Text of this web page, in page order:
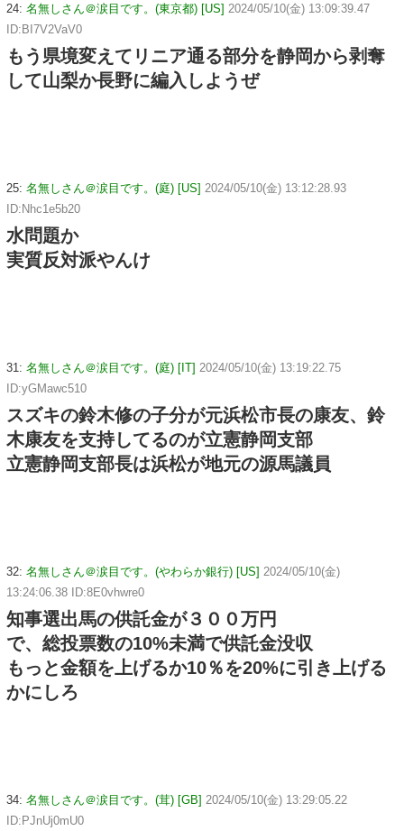
24: 名無しさん＠涙目です。(東京都) [US] 2024/05/10(金) 13:09:39.47
ID:BI7V2VaV0
もう県境変えてリニア通る部分を静岡から剥奪
して山梨か長野に編入しようぜ
25: 名無しさん＠涙目です。(庭) [US] 2024/05/10(金) 13:12:28.93
ID:Nhc1e5b20
水問題か
実質反対派やんけ
31: 名無しさん＠涙目です。(庭) [IT] 2024/05/10(金) 13:19:22.75
ID:yGMawc510
スズキの鈴木修の子分が元浜松市長の康友、鈴
木康友を支持してるのが立憲静岡支部
立憲静岡支部長は浜松が地元の源馬議員
32: 名無しさん＠涙目です。(やわらか銀行) [US] 2024/05/10(金)
13:24:06.38 ID:8E0vhwre0
知事選出馬の供託金が３００万円
で、総投票数の10%未満で供託金没収
もっと金額を上げるか10％を20%に引き上げる
かにしろ
34: 名無しさん＠涙目です。(茸) [GB] 2024/05/10(金) 13:29:05.22
ID:PJnUj0mU0